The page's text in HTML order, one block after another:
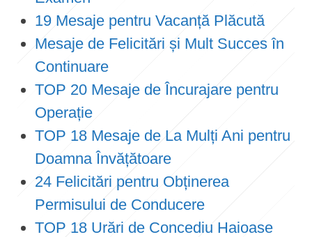
19 Mesaje pentru Vacanță Plăcută
Mesaje de Felicitări și Mult Succes în
Continuare
TOP 20 Mesaje de Încurajare pentru
Operație
TOP 18 Mesaje de La Mulți Ani pentru
Doamna Învățătoare
24 Felicitări pentru Obținerea
Permisului de Conducere
TOP 18 Urări de Concediu Haioase